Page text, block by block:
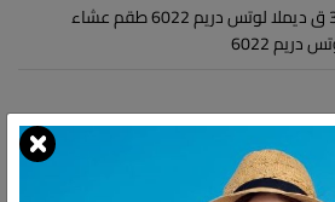
طقم عشاء بورسلين 36 ق ديملا لوتس دريم 6022 طقم عشاء